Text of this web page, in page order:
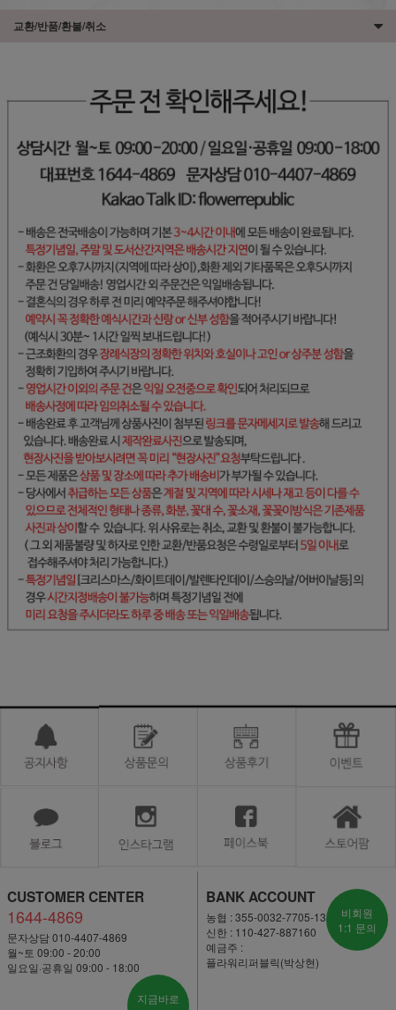
교환/반품/환불/취소
CUSTOMER CENTER
1644-4869
문자상담 010-4407-4869
월~토 09:00 - 20:00
일요일·공휴일 09:00 - 18:00
지금바로
BANK ACCOUNT
농협 : 355-0032-7705-13
신한 : 110-427-887160
예금주 :
플라워리퍼블릭(박상현)
비회원
1:1 문의